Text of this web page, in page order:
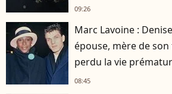
09:26
Marc Lavoine :
épouse, mère de son
perdu la vie
08:45